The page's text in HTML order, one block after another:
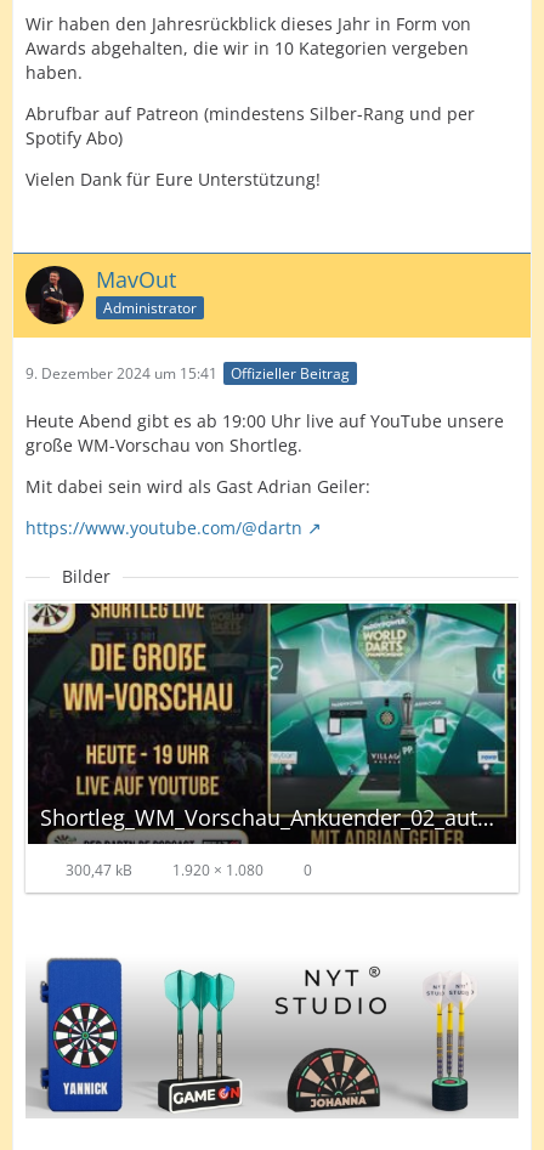
Wir haben den Jahresrückblick dieses Jahr in Form von
Awards abgehalten, die wir in 10 Kategorien vergeben
haben.
Abrufbar auf Patreon (mindestens Silber-Rang und per
Spotify Abo)
Vielen Dank für Eure Unterstützung!
MavOut
Administrator
9. Dezember 2024 um 15:41 Offizieller Beitrag
Heute Abend gibt es ab 19:00 Uhr live auf YouTube unsere
große WM-Vorschau von Shortleg.
Mit dabei sein wird als Gast Adrian Geiler:
https://www.youtube.com/@dartn
Bilder
Shortleg_WM_Vorschau_Ankuender_02_autoscaled.jpg
300,47 kB 1.920 × 1.080 0